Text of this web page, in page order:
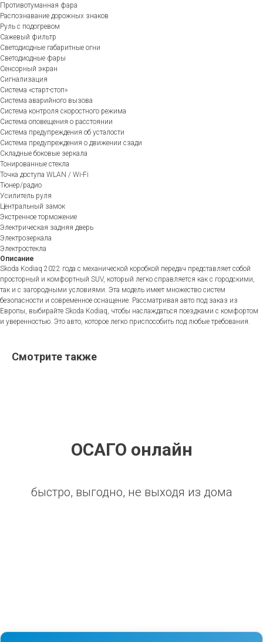
Противотуманная фара
Распознавание дорожных знаков
Руль с подогревом
Сажевый фильтр
Светодиодные габаритные огни
Светодиодные фары
Сенсорный экран
Сигнализация
Система «старт-стоп»
Система аварийного вызова
Система контроля скоростного режима
Система оповещения о расстоянии
Система предупреждения об усталости
Система предупреждения о движении сзади
Складные боковые зеркала
Тонированные стекла
Точка доступа WLAN / Wi-Fi
Тюнер/радио
Усилитель руля
Центральный замок
Экстренное торможение
Электрическая задняя дверь
Электрозеркала
Электростекла
Описание
Skoda Kodiaq 2022 года с механической коробкой передач представляет собой
просторный и комфортный SUV, который легко справляется как с городскими,
так и с загородными условиями. Эта модель имеет множество систем
безопасности и современное оснащение. Рассматривая авто под заказ из
Европы, выбирайте Skoda Kodiaq, чтобы наслаждаться поездками с комфортом
и уверенностью. Это авто, которое легко приспособить под любые требования.
Смотрите также
ОСАГО онлайн
быстро, выгодно, не выходя из дома